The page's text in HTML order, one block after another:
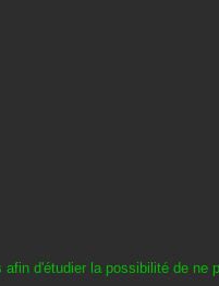
d'étudier la possibilité de ne